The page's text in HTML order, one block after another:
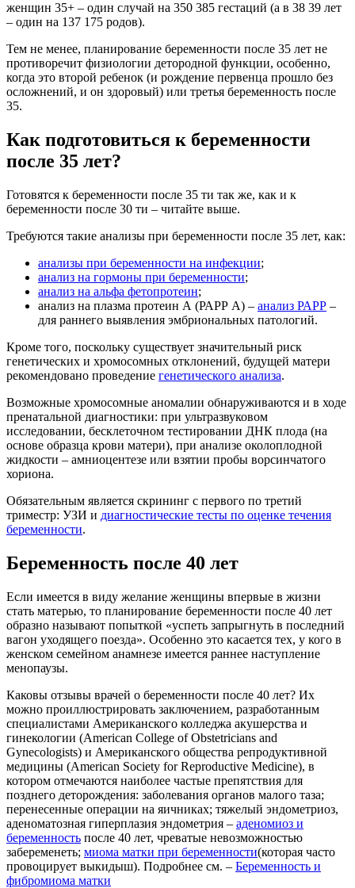
женщин 35+ – один случай на 350 385 гестаций (а в 38 39 лет
– один на 137 175 родов).
Тем не менее, планирование беременности после 35 лет не
противоречит физиологии детородной функции, особенно,
когда это второй ребенок (и рождение первенца прошло без
осложнений, и он здоровый) или третья беременность после
35.
Как подготовиться к беременности
после 35 лет?
Готовятся к беременности после 35 ти так же, как и к
беременности после 30 ти – читайте выше.
Требуются такие анализы при беременности после 35 лет, как:
анализы при беременности на инфекции;
анализ на гормоны при беременности;
анализ на альфа фетопротеин;
анализ на плазма протеин А (РАРР А) – анализ РАРР –
для раннего выявления эмбриональных патологий.
Кроме того, поскольку существует значительный риск
генетических и хромосомных отклонений, будущей матери
рекомендовано проведение генетического анализа.
Возможные хромосомные аномалии обнаруживаются и в ходе
пренатальной диагностики: при ультразвуковом
исследовании, бесклеточном тестировании ДНК плода (на
основе образца крови матери), при анализе околоплодной
жидкости – амниоцентезе или взятии пробы ворсинчатого
хориона.
Обязательным является скрининг с первого по третий
триместр: УЗИ и диагностические тесты по оценке течения
беременности.
Беременность после 40 лет
Если имеется в виду желание женщины впервые в жизни
стать матерью, то планирование беременности после 40 лет
образно называют попыткой «успеть запрыгнуть в последний
вагон уходящего поезда». Особенно это касается тех, у кого в
женском семейном анамнезе имеется раннее наступление
менопаузы.
Каковы отзывы врачей о беременности после 40 лет? Их
можно проиллюстрировать заключением, разработанным
специалистами Американского колледжа акушерства и
гинекологии (American College of Obstetricians and
Gynecologists) и Американского общества репродуктивной
медицины (American Society for Reproductive Medicine), в
котором отмечаются наиболее частые препятствия для
позднего деторождения: заболевания органов малого таза;
перенесенные операции на яичниках; тяжелый эндометриоз,
аденоматозная гиперплазия эндометрия – аденомиоз и
беременность после 40 лет, чреватые невозможностью
забеременеть; миома матки при беременности(которая часто
провоцирует выкидыш). Подробнее см. – Беременность и
фибромиома матки